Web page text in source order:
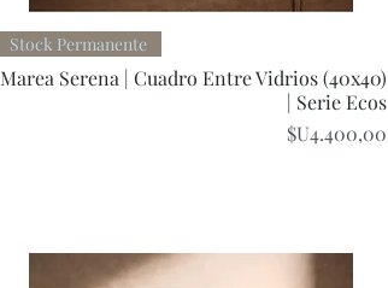
Quick View
Stock Permanente
Marea Serena | Cuadro Entre Vidrios (40x40)
| Serie Ecos
Price
$U4.400,00